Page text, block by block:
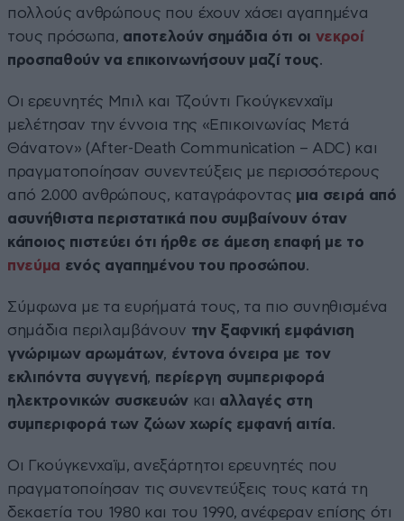
πολλούς ανθρώπους που έχουν χάσει αγαπημένα
τους πρόσωπα, αποτελούν σημάδια ότι οι νεκροί
προσπαθούν να επικοινωνήσουν μαζί τους.
Οι ερευνητές Μπιλ και Τζούντι Γκούγκενχαϊμ
μελέτησαν την έννοια της «Επικοινωνίας Μετά
Θάνατον» (After-Death Communication – ADC) και
πραγματοποίησαν συνεντεύξεις με περισσότερους
από 2.000 ανθρώπους, καταγράφοντας μια σειρά από
ασυνήθιστα περιστατικά που συμβαίνουν όταν
κάποιος πιστεύει ότι ήρθε σε άμεση επαφή με το
πνεύμα ενός αγαπημένου του προσώπου.
Σύμφωνα με τα ευρήματά τους, τα πιο συνηθισμένα
σημάδια περιλαμβάνουν την ξαφνική εμφάνιση
γνώριμων αρωμάτων, έντονα όνειρα με τον
εκλιπόντα συγγενή, περίεργη συμπεριφορά
ηλεκτρονικών συσκευώνκαι αλλαγές στη
συμπεριφορά των ζώων χωρίς εμφανή αιτία.
Οι Γκούγκενχαϊμ, ανεξάρτητοι ερευνητές που
πραγματοποίησαν τις συνεντεύξεις τους κατά τη
δεκαετία του 1980 και του 1990, ανέφεραν επίσης ότι